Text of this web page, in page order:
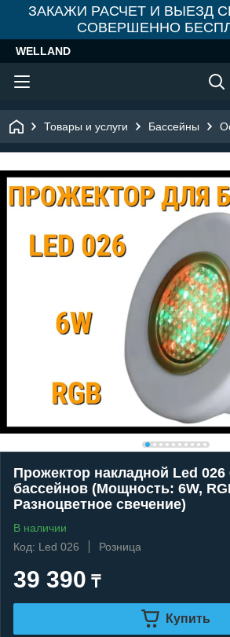
ЗАКАЖИ РАСЧЕТ И ВЫЕЗД
СОВЕРШЕННО
WELLAND
Товары и услуги Бассейны
Прожектор накладной Led 026
бассейнов (Мощность: 6W,
Разноцветное свечение)
В наличии
Код: Led 026
Розница
39 390 ₸
Купить